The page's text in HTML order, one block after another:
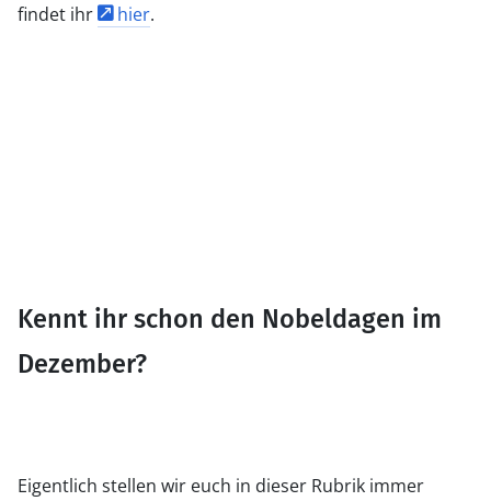
findet ihr
hier.
Kennt ihr schon den Nobeldagen im
Dezember?
Eigentlich stellen wir euch in dieser Rubrik immer